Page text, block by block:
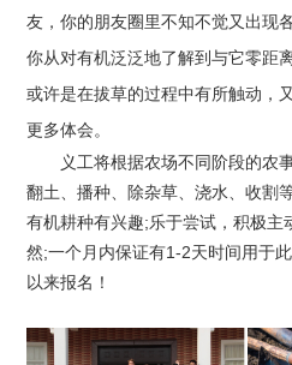
友，你的朋友圈里不知不觉又出现
你从对有机泛泛地了解到与它零距
或许是在拔草的过程中有所触动，
更多体会。
义工将根据农场不同阶段的农
翻土、播种、除杂草、浇水、收割
有机耕种有兴趣;乐于尝试，积极主
然;一个月内保证有1-2天时间用于
以来报名！